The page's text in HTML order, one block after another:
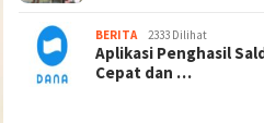
BERITA 2333 Dilihat
Aplikasi Penghasil
Cepat dan …